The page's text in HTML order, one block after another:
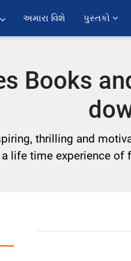
અમારા વિશે પુસ્તકો
Books
thrilling and
life time experience